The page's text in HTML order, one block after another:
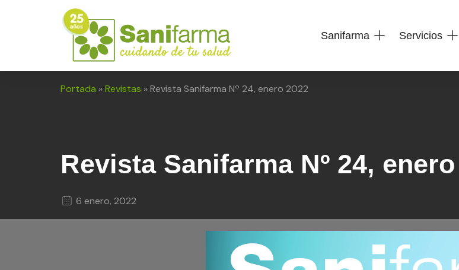
Sanifarma Servicios
Portada »Revistas »Revista Sanifarma Nº 24, enero 2022
Revista Sanifarma Nº 24,
6 enero, 2022